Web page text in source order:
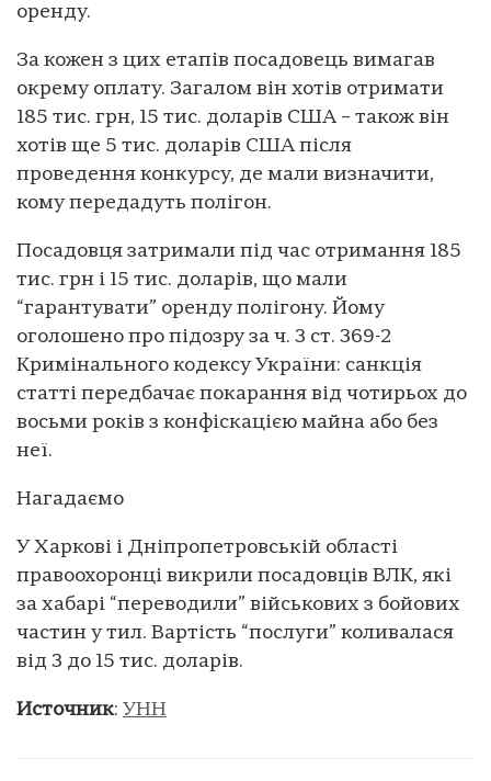
оренду.
За кожен з цих етапів посадовець вимагав
окрему оплату. Загалом він хотів отримати
185 тис. грн, 15 тис. доларів США – також він
хотів ще 5 тис. доларів США після
проведення конкурсу, де мали визначити,
кому передадуть полігон.
Посадовця затримали під час отримання 185
тис. грн і 15 тис. доларів, що мали
“гарантувати” оренду полігону. Йому
оголошено про підозру за ч. 3 ст. 369-2
Кримінального кодексу України: санкція
статті передбачає покарання від чотирьох до
восьми років з конфіскацією майна або без
неї.
Нагадаємо
У Харкові і Дніпропетровській області
правоохоронці викрили посадовців ВЛК, які
за хабарі “переводили” військових з бойових
частин у тил. Вартість “послуги” коливалася
від 3 до 15 тис. доларів.
Источник: УНН